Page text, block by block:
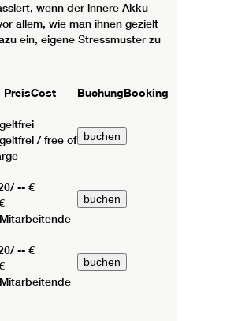
wenn der innere Akku
allem, wie man ihnen gezielt
ein, eigene Stressmuster zu
PreisCost BuchungBooking
/ free of
-- €
-- €